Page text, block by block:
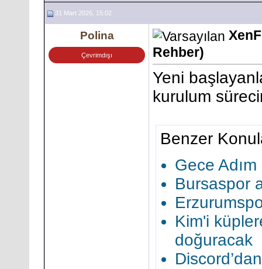
31 Mart 2026, 15:02
Polina
Çevrimdışı
Rehber)
Yeni
kurulum
Benzer
Gece
Bursaspor
Kim'i
doğuracak